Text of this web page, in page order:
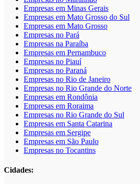
Empresas em Minas Gerais
Empresas em Mato Grosso do Sul
Empresas em Mato Grosso
Empresas no Pará
Empresas na Paraíba
Empresas em Pernambuco
Empresas no Piauí
Empresas no Paraná
Empresas no Rio de Janeiro
Empresas no Rio Grande do Norte
Empresas em Rondônia
Empresas em Roraima
Empresas no Rio Grande do Sul
Empresas em Santa Catarina
Empresas em Sergipe
Empresas em São Paulo
Empresas no Tocantins
Cidades: